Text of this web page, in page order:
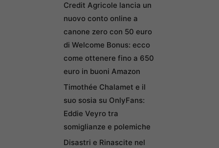
Credit Agricole lancia un
nuovo conto online a
canone zero con 50 euro
di Welcome Bonus: ecco
come ottenere fino a 650
euro in buoni Amazon
Timothée Chalamet e il
suo sosia su OnlyFans:
Eddie Veyro tra
somiglianze e polemiche
Disastri e Rinascite nel